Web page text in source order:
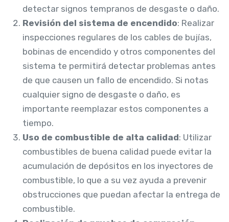
detectar signos tempranos de desgaste o daño.
Revisión del sistema de encendido: Realizar
inspecciones regulares de los cables de bujías,
bobinas de encendido y otros componentes del
sistema te permitirá detectar problemas antes
de que causen un fallo de encendido. Si notas
cualquier signo de desgaste o daño, es
importante reemplazar estos componentes a
tiempo.
Uso de combustible de alta calidad: Utilizar
combustibles de buena calidad puede evitar la
acumulación de depósitos en los inyectores de
combustible, lo que a su vez ayuda a prevenir
obstrucciones que puedan afectar la entrega de
combustible.